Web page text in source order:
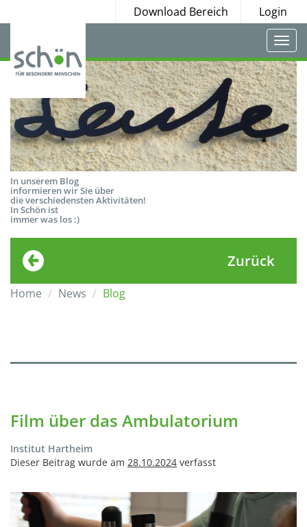
Download Bereich Login
In unserem Blog
informieren wir Sie über
die verschiedensten Aktivitäten!
In Schön ist
immer was los :)
Zurück
Home News Blog
Film über das Ambulatorium
Institut Hartheim
Dieser Beitrag wurde am 28.10.2024 verfasst